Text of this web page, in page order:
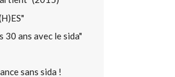
ans avec le sida"
sans sida !